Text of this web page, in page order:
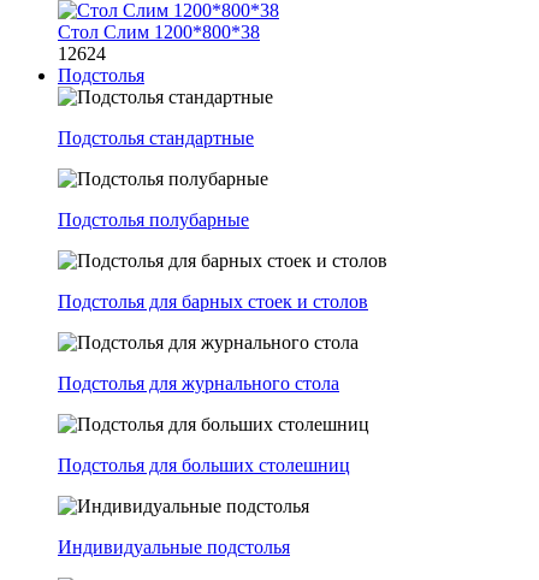
Стол Слим 1200*800*38
12624
Подстолья
Подстолья стандартные
Подстолья полубарные
Подстолья для барных стоек и столов
Подстолья для журнального стола
Подстолья для больших столешниц
Индивидуальные подстолья